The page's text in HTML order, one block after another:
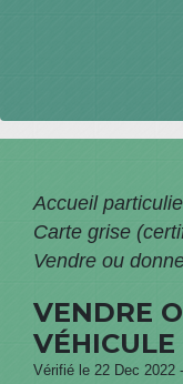
Accueil
Carte grise
Vendre ou
VENDRE
VÉHICULE
Vérifié le 22 Dec 2022